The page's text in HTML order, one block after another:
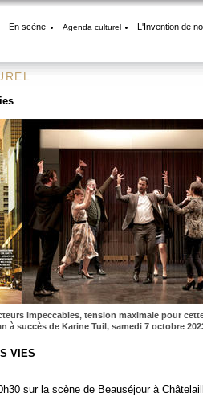
En scène Agenda culturel L'Invention de
impeccables, tension maximale pour
à succès de Karine Tuil, samedi 7 octobre
VIES
sur la scène de Beauséjour à